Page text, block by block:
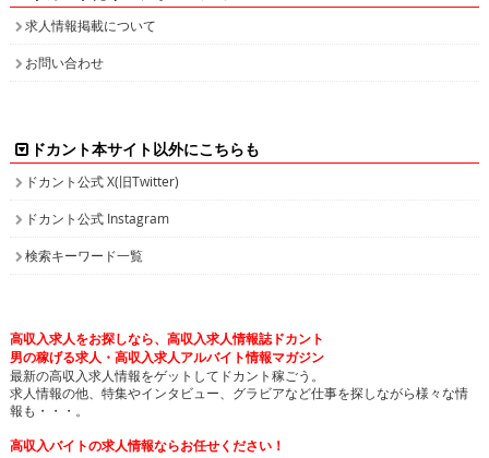
求人情報掲載について
お問い合わせ
ドカント本サイト以外にこちらも
ドカント公式 X(旧Twitter)
ドカント公式 Instagram
検索キーワード一覧
高収入求人をお探しなら、高収入求人情報誌ドカント
男の稼げる求人・高収入求人アルバイト情報マガジン
最新の高収入求人情報をゲットしてドカント稼ごう。
求人情報の他、特集やインタビュー、グラビアなど仕事を探しながら様々な情
報も・・・。
高収入バイトの求人情報ならお任せください！